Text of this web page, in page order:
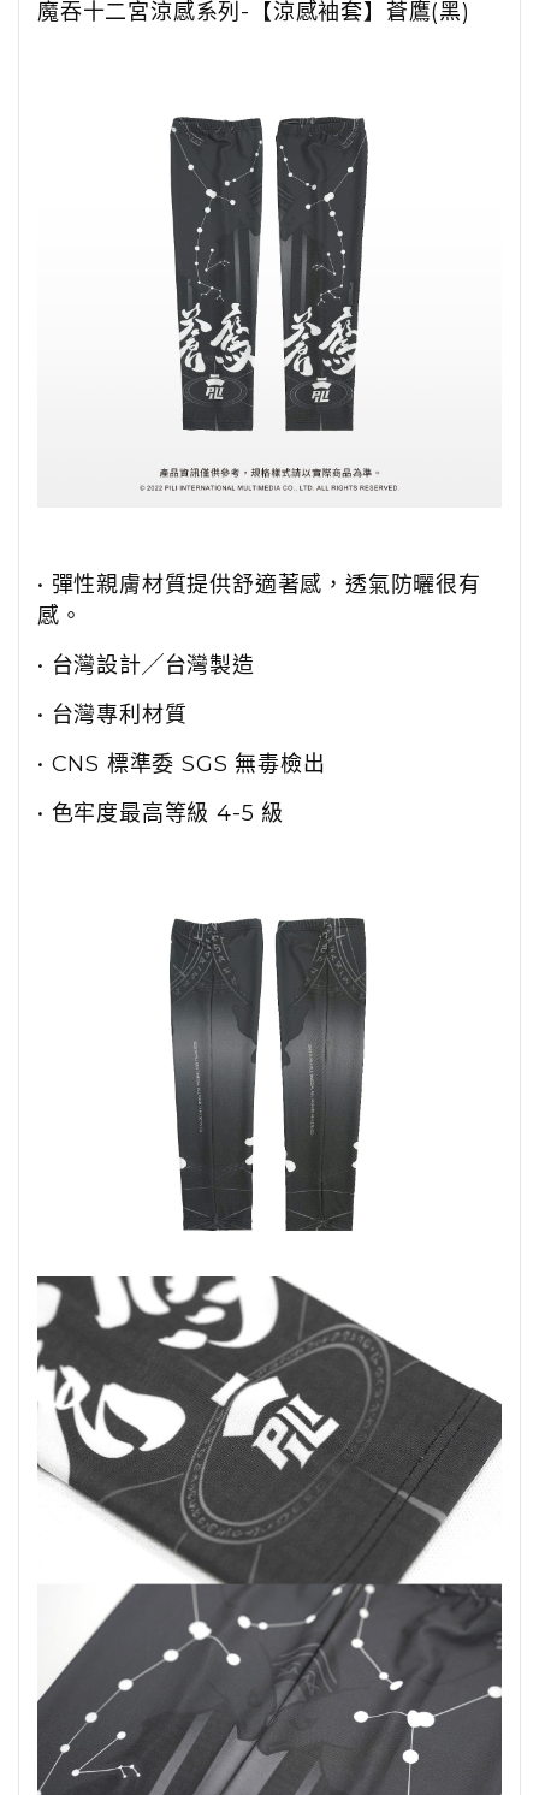
魔吞十二宮涼感系列-【涼感袖套】蒼鷹(黑)
• 彈性親膚材質提供舒適著感，透氣防曬很有
感。
• 台灣設計╱台灣製造
• 台灣專利材質
• CNS 標準委 SGS 無毒檢出
• 色牢度最高等級 4-5 級